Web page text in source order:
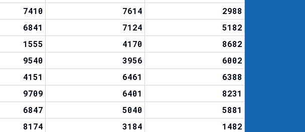
7410 7614
2988
6841 7124
5182
1555 4170
8682
9540 3956
6002
4151 6461
6388
9709 6401
8231
6847 5040
5881
8174 3184
1482